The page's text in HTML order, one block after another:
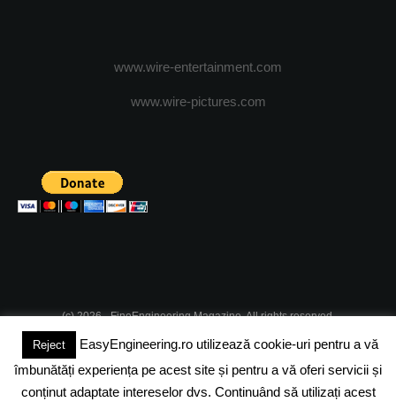
www.wire-entertainment.com
www.wire-pictures.com
(c) 2026 - FineEngineering Magazine. All rights reserved.
DESPRE NOI ABONAMENT
DESPRE COOKIES POLITICA DE CONFIDENTIALITATE
Reject
EasyEngineering.ro utilizează cookie-uri pentru a vă
îmbunătăți experiența pe acest site și pentru a vă oferi servicii și
conținut adaptate intereselor dvs. Continuând să utilizați acest